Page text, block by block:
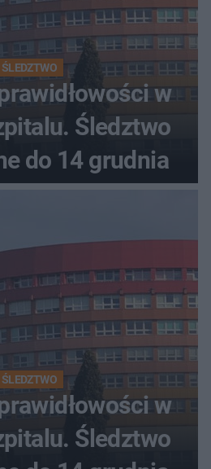
ŚLEDZTWO
w
Śledztwo
do 14 grudnia
ŚLEDZTWO
w
Śledztwo